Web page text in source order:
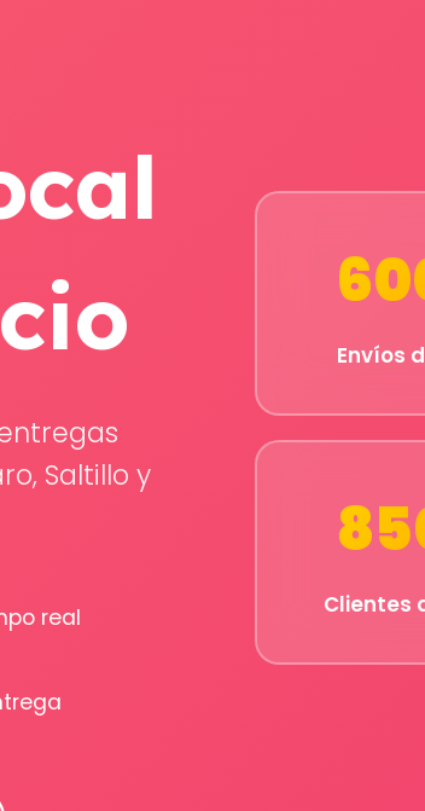
Saltillo y
real
Envíos
Clientes